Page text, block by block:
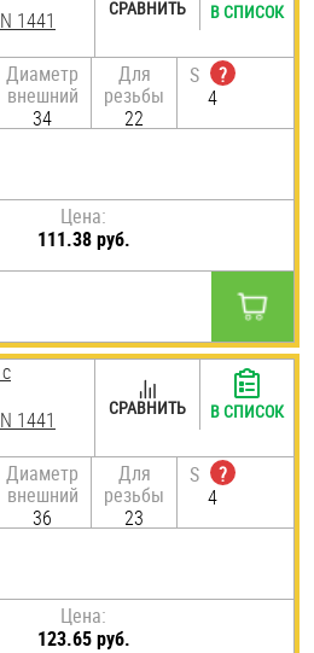
1441
Диаметр
внешний
34
Для
резьбы
22
S
?
4
Цена:
111.38 руб.
СРАВНИТЬ В СПИСОК
1441
Диаметр
внешний
36
Для
резьбы
23
S
?
4
Цена:
123.65 руб.
СРАВНИТЬ В СПИСОК